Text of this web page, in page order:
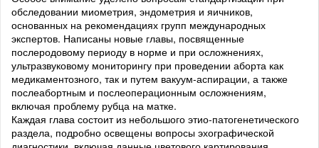
обследовании миометрия, эндометрия и яичников,
основанных на рекомендациях групп международных
экспертов. Написаны новые главы, посвященные
послеродовому периоду в норме и при осложнениях,
ультразвуковому мониторингу при проведении аборта как
медикаментозного, так и путем вакуум-аспирации, а также
послеабортным и послеоперационным осложнениям,
включая проблему рубца на матке.
Каждая глава состоит из небольшого этио-патогенетического
раздела, подробно освещены вопросы эхографической